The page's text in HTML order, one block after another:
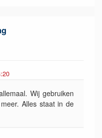
Wij gebruiken
Alles staat in de